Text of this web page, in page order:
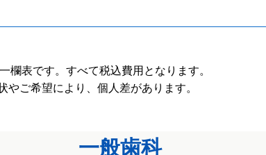
欄表です。すべて税込費用となります。
ご希望により、個人差があります。
一般歯科